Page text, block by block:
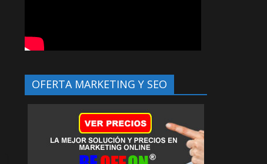
OFERTA MARKETING Y SEO